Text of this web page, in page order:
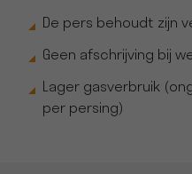
De pers behoudt zijn
Geen afschrijving bij
Lager gasverbruik
per persing)